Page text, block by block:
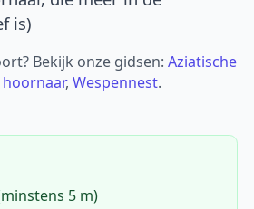
is)
Bekijk onze gidsen:Aziatische
,Wespennest.
5 m)